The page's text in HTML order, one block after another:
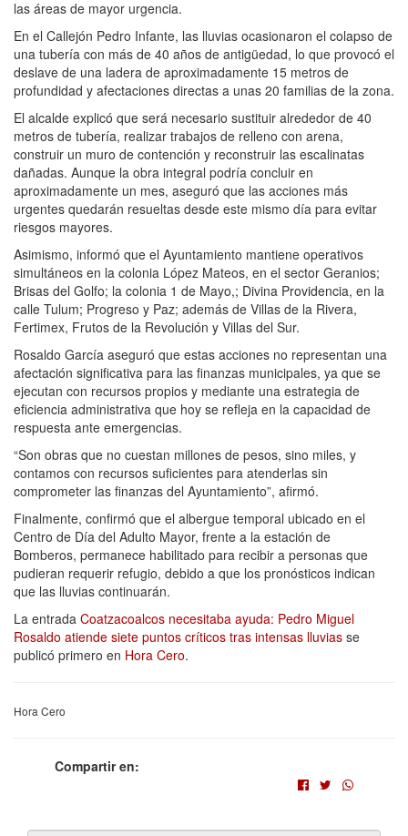
las áreas de mayor urgencia.
En el Callejón Pedro Infante, las lluvias ocasionaron el colapso de
una tubería con más de 40 años de antigüedad, lo que provocó el
deslave de una ladera de aproximadamente 15 metros de
profundidad y afectaciones directas a unas 20 familias de la zona.
El alcalde explicó que será necesario sustituir alrededor de 40
metros de tubería, realizar trabajos de relleno con arena,
construir un muro de contención y reconstruir las escalinatas
dañadas. Aunque la obra integral podría concluir en
aproximadamente un mes, aseguró que las acciones más
urgentes quedarán resueltas desde este mismo día para evitar
riesgos mayores.
Asimismo, informó que el Ayuntamiento mantiene operativos
simultáneos en la colonia López Mateos, en el sector Geranios;
Brisas del Golfo; la colonia 1 de Mayo,; Divina Providencia, en la
calle Tulum; Progreso y Paz; además de Villas de la Rivera,
Fertimex, Frutos de la Revolución y Villas del Sur.
Rosaldo García aseguró que estas acciones no representan una
afectación significativa para las finanzas municipales, ya que se
ejecutan con recursos propios y mediante una estrategia de
eficiencia administrativa que hoy se refleja en la capacidad de
respuesta ante emergencias.
“Son obras que no cuestan millones de pesos, sino miles, y
contamos con recursos suficientes para atenderlas sin
comprometer las finanzas del Ayuntamiento”, afirmó.
Finalmente, confirmó que el albergue temporal ubicado en el
Centro de Día del Adulto Mayor, frente a la estación de
Bomberos, permanece habilitado para recibir a personas que
pudieran requerir refugio, debido a que los pronósticos indican
que las lluvias continuarán.
La entrada Coatzacoalcos necesitaba ayuda: Pedro Miguel
Rosaldo atiende siete puntos críticos tras intensas lluvias se
publicó primero en Hora Cero.
Hora Cero
Compartir en: